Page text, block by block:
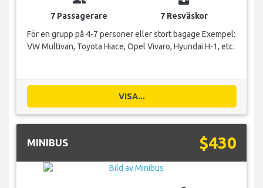
7 Passagerare
7 Resväskor
För en grupp på 4-7 personer eller stort bagage Exempel:
VW Multivan, Toyota Hiace, Opel Vivaro, Hyundai H-1, etc.
VISA...
MINIBUS $430